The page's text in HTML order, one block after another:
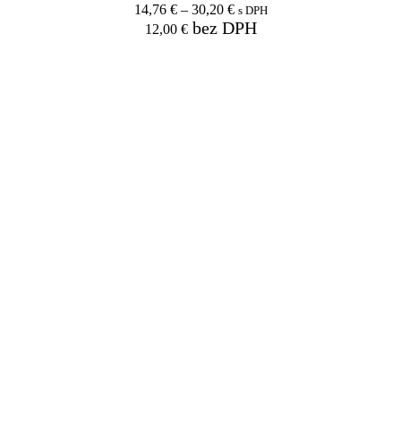
14,76 € – 30,20 € s DPH
12,00 €bez DPH